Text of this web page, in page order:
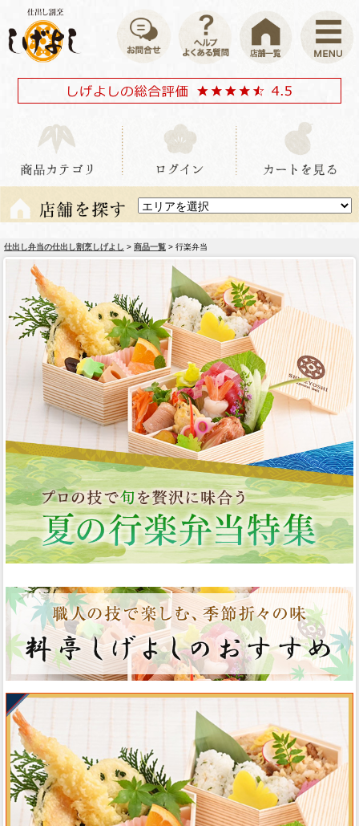
仕出し弁当の仕出し割烹しげよし > 商品一覧 > 行楽弁当